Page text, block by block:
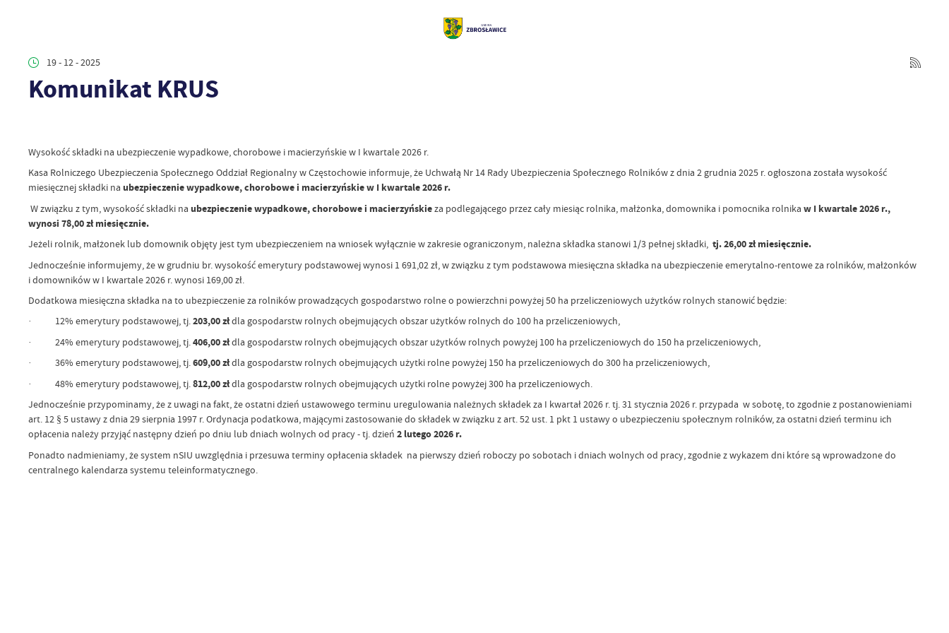
19 - 12 - 2025
Komunikat KRUS
Wysokość składki na ubezpieczenie wypadkowe, chorobowe i macierzyńskie w I kwartale 2026 r.
Kasa Rolniczego Ubezpieczenia Społecznego Oddział Regionalny w Częstochowie informuje, że Uchwałą Nr 14 Rady Ubezpieczenia Społecznego Rolników z dnia 2 grudnia 2025 r. ogłoszona została wysokość
miesięcznej składki na ubezpieczenie wypadkowe, chorobowe i macierzyńskie w I kwartale 2026 r.
W związku z tym, wysokość składki na ubezpieczenie wypadkowe, chorobowe i macierzyńskieza podlegającego przez cały miesiąc rolnika, małżonka, domownika i pomocnika rolnika w I kwartale 2026 r.,
wynosi 78,00 zł miesięcznie.
Jeżeli rolnik, małżonek lub domownik objęty jest tym ubezpieczeniem na wniosek wyłącznie w zakresie ograniczonym, należna składka stanowi 1/3 pełnej składki, tj. 26,00 zł miesięcznie.
Jednocześnie informujemy, że w grudniu br. wysokość emerytury podstawowej wynosi 1 691,02 zł, w związku z tym podstawowa miesięczna składka na ubezpieczenie emerytalno-rentowe za rolników, małżonków
i domowników w I kwartale 2026 r. wynosi 169,00 zł.
Dodatkowa miesięczna składka na to ubezpieczenie za rolników prowadzących gospodarstwo rolne o powierzchni powyżej 50 ha przeliczeniowych użytków rolnych stanowić będzie:
· 12% emerytury podstawowej, tj.203,00 złdla gospodarstw rolnych obejmujących obszar użytków rolnych do 100 ha przeliczeniowych,
· 24% emerytury podstawowej, tj.406,00 złdla gospodarstw rolnych obejmujących obszar użytków rolnych powyżej 100 ha przeliczeniowych do 150 ha przeliczeniowych,
· 36% emerytury podstawowej, tj.609,00 złdla gospodarstw rolnych obejmujących użytki rolne powyżej 150 ha przeliczeniowych do 300 ha przeliczeniowych,
· 48% emerytury podstawowej, tj.812,00 złdla gospodarstw rolnych obejmujących użytki rolne powyżej 300 ha przeliczeniowych.
Jednocześnie przypominamy, że z uwagi na fakt, że ostatni dzień ustawowego terminu uregulowania należnych składek za I kwartał 2026 r. tj. 31 stycznia 2026 r. przypada w sobotę, to zgodnie z postanowieniami
art. 12 § 5 ustawy z dnia 29 sierpnia 1997 r. Ordynacja podatkowa, mającymi zastosowanie do składek w związku z art. 52 ust. 1 pkt 1 ustawy o ubezpieczeniu społecznym rolników, za ostatni dzień terminu ich
opłacenia należy przyjąć następny dzień po dniu lub dniach wolnych od pracy - tj. dzień 2 lutego 2026 r.
Ponadto nadmieniamy, że system nSIU uwzględnia i przesuwa terminy opłacenia składek na pierwszy dzień roboczy po sobotach i dniach wolnych od pracy, zgodnie z wykazem dni które są wprowadzone do
centralnego kalendarza systemu teleinformatycznego.